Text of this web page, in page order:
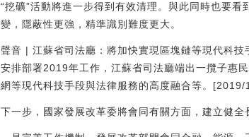
“挖礦”活動將進一步得到有效清理。與此同時也要
變，隱蔽性更強，精準識別難度更大。
聲音 | 江蘇省司法廳：將加快實現區塊鏈等現代科
安排部署2019年工作，江蘇省司法廳端出一攬子惠
網等現代科技手段與法律服務的高度融合等。[2019/
下一步，國家發展改革委將會同有關方面，建立健全